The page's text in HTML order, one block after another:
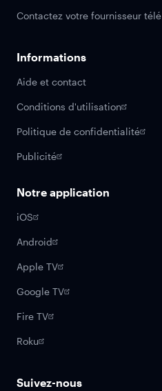
Contactez votre fournisseur télé
Informations
Aide et contact
Conditions d'utilisation
Politique de confidentialité
Publicité
Notre application
iOS
Android
Apple TV
Google TV
Fire TV
Roku
Suivez-nous